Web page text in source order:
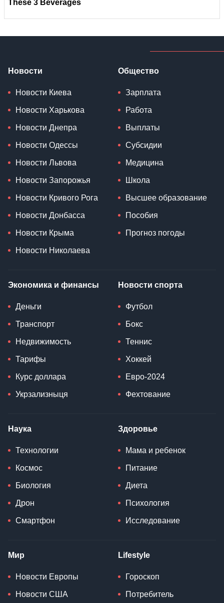
Новости
Новости Киева
Новости Харькова
Новости Днепра
Новости Одессы
Новости Львова
Новости Запорожья
Новости Кривого Рога
Новости Донбасса
Новости Крыма
Новости Николаева
Общество
Зарплата
Работа
Выплаты
Субсидии
Медицина
Школа
Высшее образование
Пособия
Прогноз погоды
Экономика и финансы
Деньги
Транспорт
Недвижимость
Тарифы
Курс доллара
Укрзализныця
Новости спорта
Футбол
Бокс
Теннис
Хоккей
Евро-2024
Фехтование
Наука
Технологии
Космос
Биология
Дрон
Смартфон
Здоровье
Мама и ребенок
Питание
Диета
Психология
Исследование
Мир
Новости Европы
Новости США
Lifestyle
Гороскоп
Потребитель